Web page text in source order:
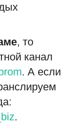
, то
канал
. А если
.